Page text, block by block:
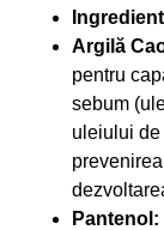
Argilă
pentru
sebum
uleiului
Pantenol: